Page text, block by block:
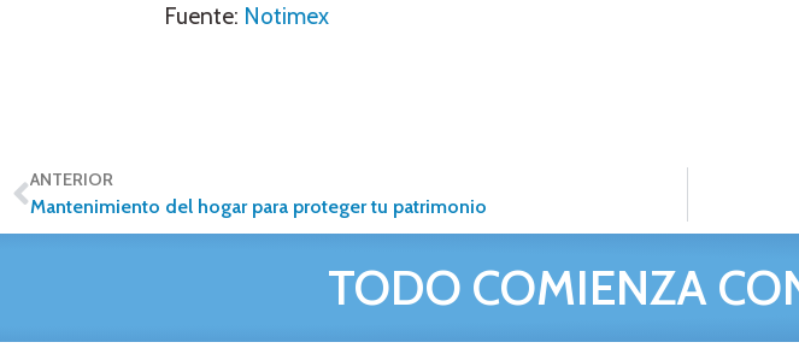
Fuente: Notimex
ANTERIOR
Mantenimiento del hogar para proteger tu patrimonio
TODO COMIENZA